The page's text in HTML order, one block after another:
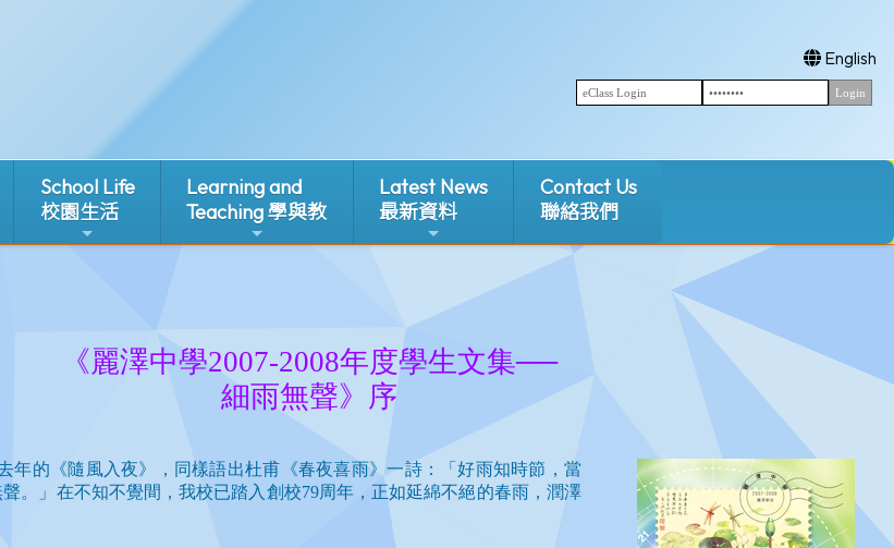
English
School Life
校園生活
Learning and
Teaching 學與教
Latest News
最新資料
Contact Us
聯絡我們